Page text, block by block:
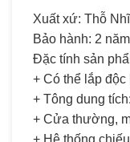
Xuất xứ: Thỗ
Bảo hành: 2 năm
Đặc tính sản
+ Có thể lắp độc
+ Tông dung
+ Cửa thường,